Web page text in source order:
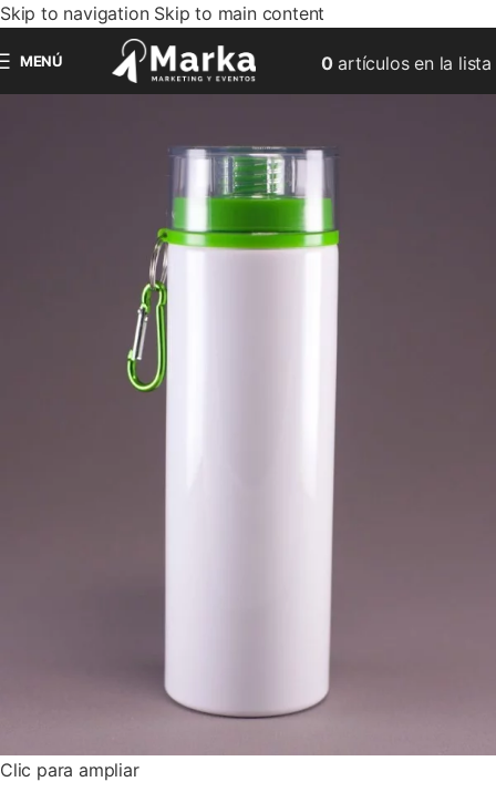
Skip to navigation Skip to main content
MENÚ 0artículosen la lista
Clic para ampliar